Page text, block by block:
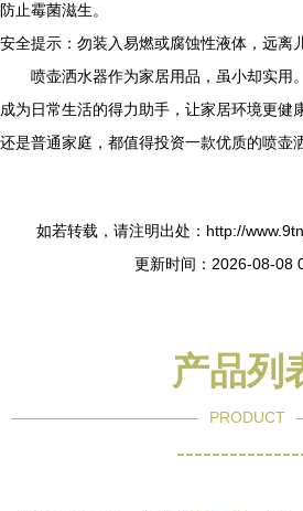
防止霉菌滋生。
安全提示：勿装入易燃或腐蚀性液体，远离
喷壶洒水器作为家居用品，虽小却实用
成为日常生活的得力助手，让家居环境更健
还是普通家庭，都值得投资一款优质的喷壶
如若转载，请注明出处：http://
更新时间：2026-08-08
产品列
PRODUCT